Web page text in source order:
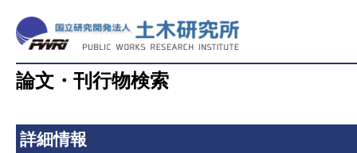
論文・刊行物検索
詳細情報